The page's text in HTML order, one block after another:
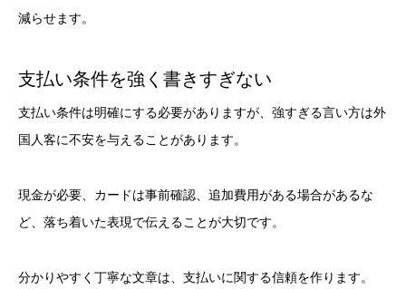
減らせます。
支払い条件を強く書きすぎない
支払い条件は明確にする必要がありますが、強すぎる言い方は外
国人客に不安を与えることがあります。
現金が必要、カードは事前確認、追加費用がある場合があるな
ど、落ち着いた表現で伝えることが大切です。
分かりやすく丁寧な文章は、支払いに関する信頼を作ります。